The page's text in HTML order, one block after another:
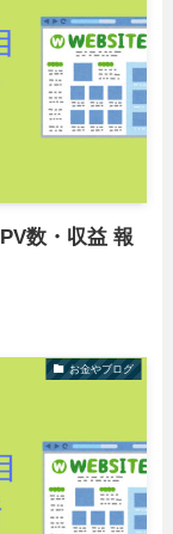
数・収益 報
お金やブログ